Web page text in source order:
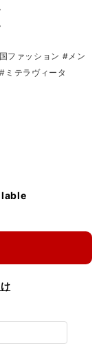
ファッション #メン
ミテラヴィータ